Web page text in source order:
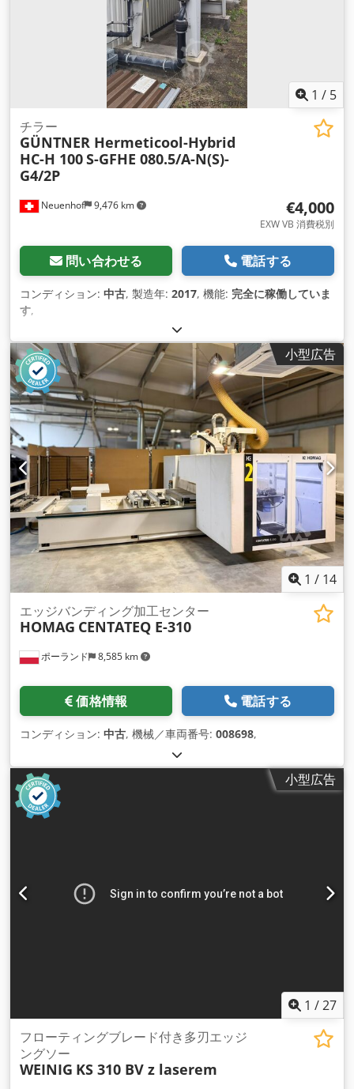
1 / 5
Neuenhof 9,476 km
チラー
GÜNTNER Hermeticool-Hybrid
HC-H 100S-GFHE 080.5/A-N(S)-
G4/2P
€4,000
EXW VB 消費税別
問い合わせる 電話する
コンディション: 中古, 製造年: 2017, 機能: 完全に稼働していま
す,
小型広告
1 / 14
ポーランド 8,585 km
エッジバンディング加工センター
HOMAG CENTATEQ E-310
価格情報 電話する
コンディション: 中古, 機械／車両番号: 008698,
小型広告
1 /27
フローティングブレード付き多刃エッジ
ングソー
WEINIG KS 310 BV z laserem